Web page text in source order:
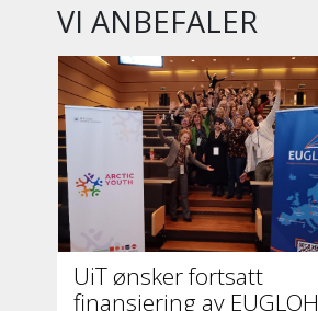
VI ANBEFALER
UiT ønsker fortsatt
finansiering av EUGLOH